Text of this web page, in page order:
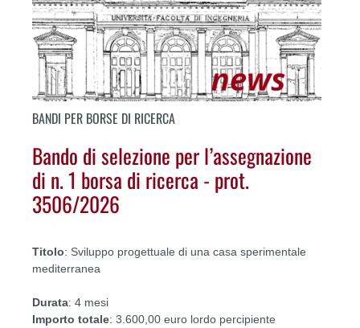
BANDI PER BORSE DI RICERCA
Bando di selezione per l’assegnazione
di n. 1 borsa di ricerca - prot.
3506/2026
Titolo: Sviluppo progettuale di una casa sperimentale
mediterranea
Durata: 4 mesi
Importo totale: 3.600,00 euro lordo percipiente